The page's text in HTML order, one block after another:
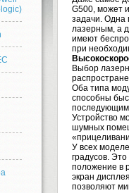
G500, может
задачи. Одна
лазерным, а
имеют
при
Выбор
Оба типа
способны
последующим
Устройство
шумных
У всех
градусов.
положение в
экран
позволяют